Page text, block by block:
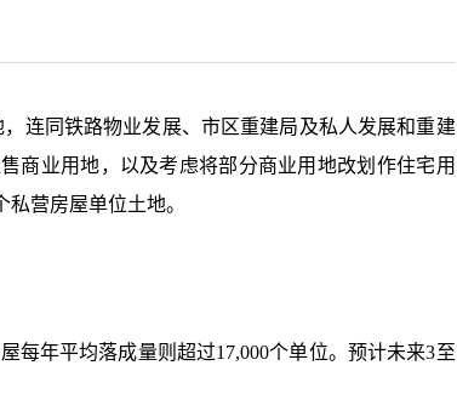
连同铁路物业发展、市区重建局及私人发展和重建
商业用地，以及考虑将部分商业用地改划作住宅用
营房屋单位土地。
每年平均落成量则超过17,000个单位。预计未来3至